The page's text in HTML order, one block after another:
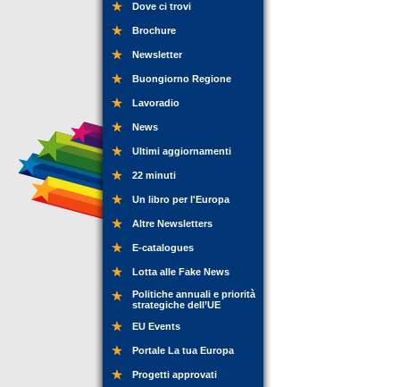
Dove ci trovi
Brochure
Newsletter
Buongiorno Regione
Lavoradio
News
Ultimi aggiornamenti
22 minuti
Un libro per l'Europa
Altre Newsletters
E-catalogues
Lotta alle Fake News
Politiche annuali e priorità
strategiche dell’UE
EU Events
Portale La tua Europa
Progetti approvati